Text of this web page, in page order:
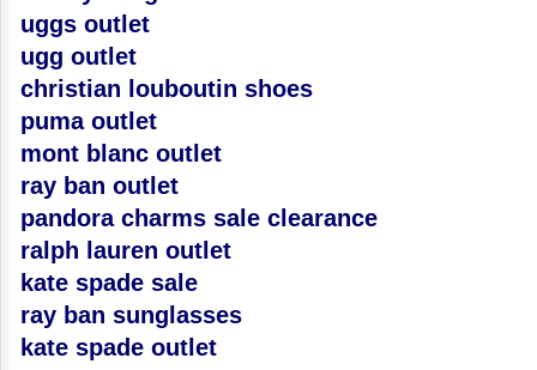
uggs outlet
ugg outlet
christian louboutin shoes
puma outlet
mont blanc outlet
ray ban outlet
pandora charms sale clearance
ralph lauren outlet
kate spade sale
ray ban sunglasses
kate spade outlet